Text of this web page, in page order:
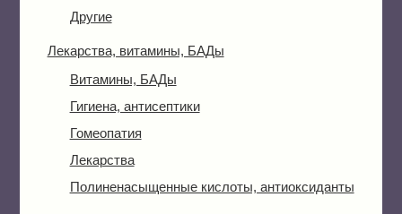
Другие
Лекарства, витамины, БАДы
Витамины, БАДы
Гигиена, антисептики
Гомеопатия
Лекарства
Полиненасыщенные кислоты, антиоксиданты